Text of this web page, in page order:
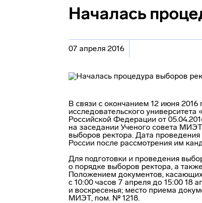
Началась
07 апреля 2016
В связи с окончанием 12 июня
исследовательского
Российской Федерации от
на заседании Ученого совета
выборов ректора. Дата
России после рассмотрения им
Для подготовки и проведения
о порядке выборов ректора, а
Положением документов,
с 10:00 часов 7 апреля до 15:00 18
и воскресенья; место приема
МИЭТ, пом. № 1218.